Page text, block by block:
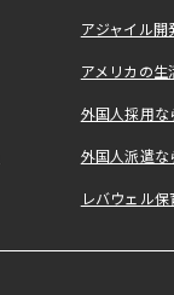
アジャイル
アメリカの
外国人採用
外国人派遣な
レバウェル